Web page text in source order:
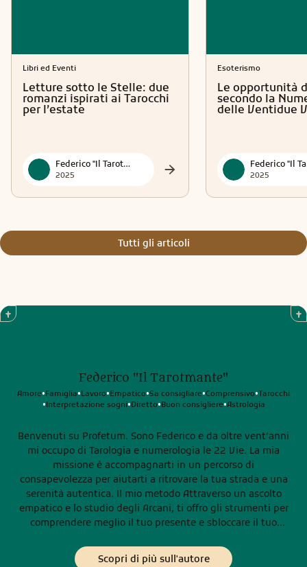
Libri ed Eventi
Letture sotto le Stelle: due
romanzi ispirati ai Tarocchi
per l’estate
Federico "Il Tarotmante"
2025
Esoterismo
Le opportunità
secondo la
delle Ventidue
2025
Tutti gli articoli
Federico "Il Tarotmante"
Amore•Famiglia•Lavoro•Empatico•Sa consigliare•Comprensivo•Tarocchi
•Interpretazione sogni•Diretto•Buon consigliere•Astrologia
Benvenuti su Profetum. Sono Federico e da oltre vent’anni
mi occupo di Tarologia e numerologia le 22 Vie. La mia
missione è accompagnarti in un percorso di
consapevolezza per aiutarti a ritrovare la tua strada e una
serenità autentica. Il mio metodo Attraverso un ascolto
empatico e lo studio degli Arcani, ti offro gli strumenti per
comprendere meglio il tuo presente e sbloccare il tuo
concreto per affrontare le sfide della vita con rinnovata
Scopri di più sull'autore